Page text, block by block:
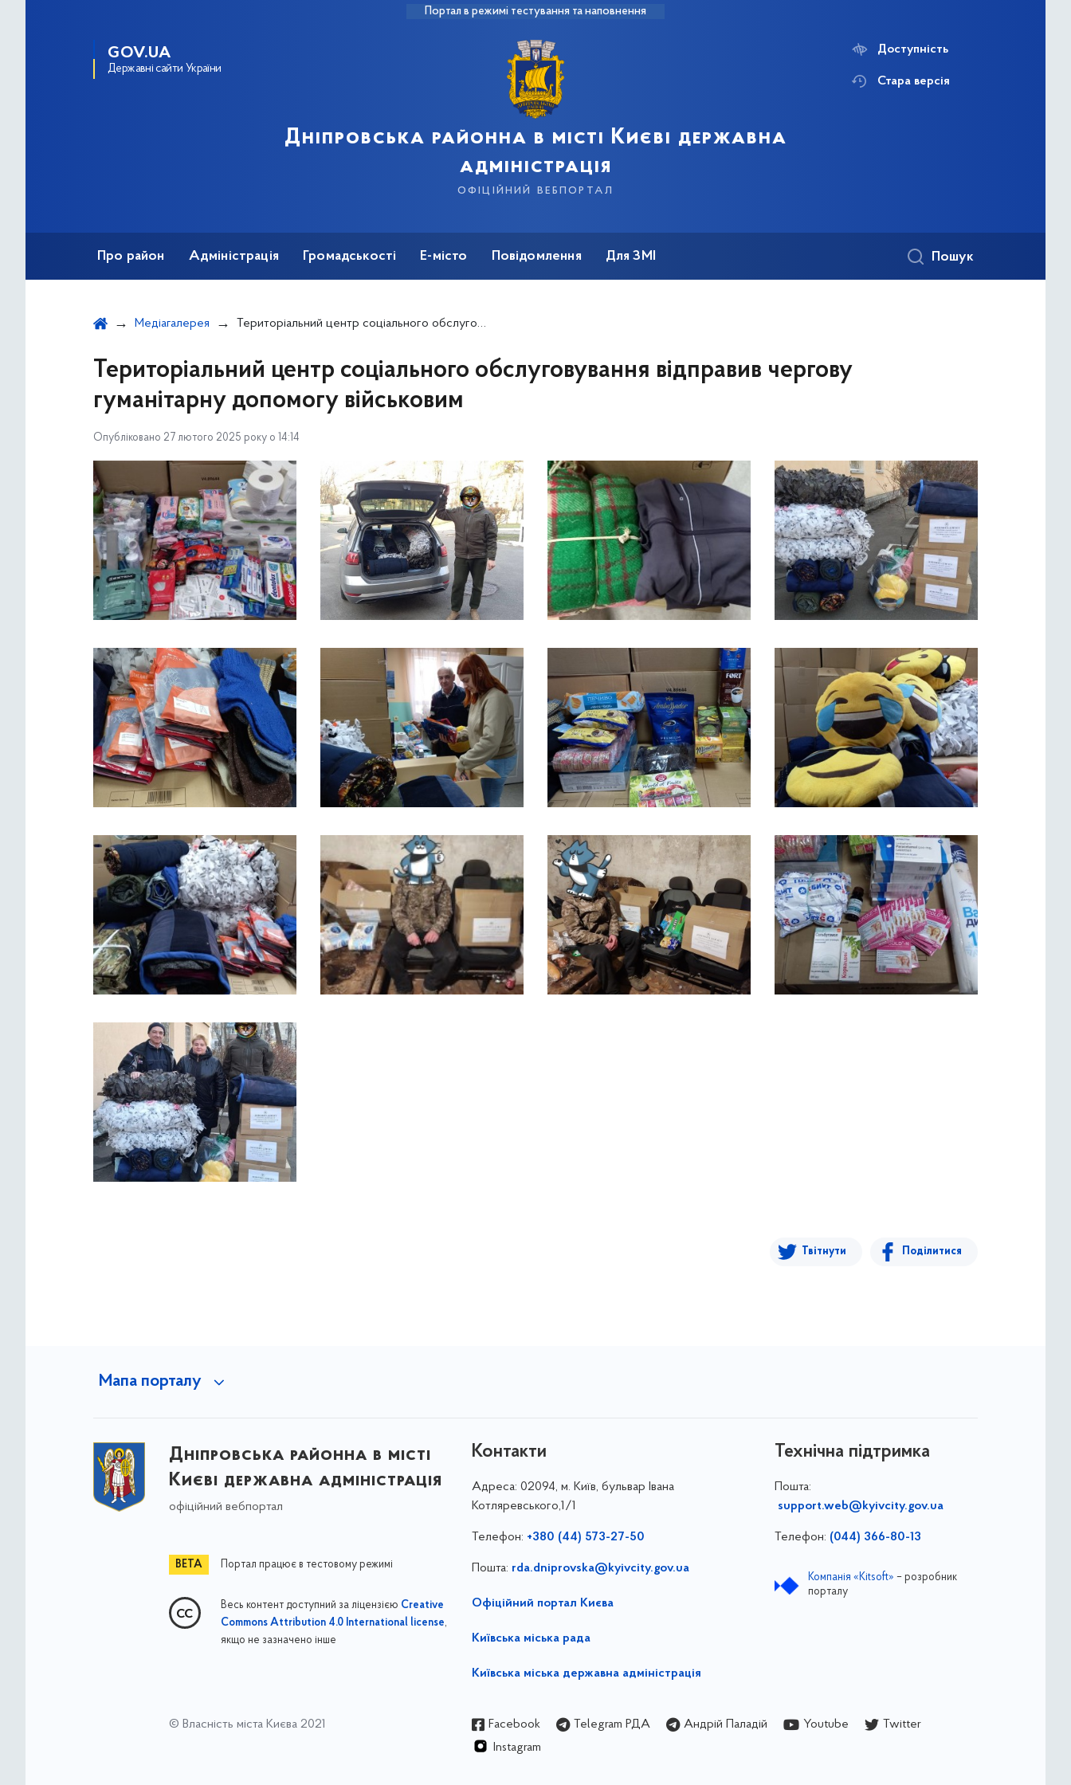
Портал в режимі тестування та наповнення
GOV.UA
Державні сайти України
Дніпровська районна в місті Києві державна
адміністрація
офіційний вебпортал
Доступність
Стара версія
Про район Адміністрація Громадськості Е-місто Повідомлення Для ЗМІ Пошук
Медіагалерея Територіальний центр соціального обслуговування відправив чергову гуманітарну допомогу військовим
Територіальний центр соціального обслуговування відправив чергову
гуманітарну допомогу військовим
Опубліковано 27 лютого 2025 року о 14:14
Твітнути Поділитися
Мапа порталу
Дніпровська районна в місті
Києві державна адміністрація
офіційний вебпортал
Портал працює в тестовому режимі
Весь контент доступний за ліцензією Creative
Commons Attribution 4.0 International license,
якщо не зазначено інше
Контакти
Адреса: 02094, м. Київ, бульвар Івана
Котляревського,1/1
Телефон: +380 (44) 573-27-50
Пошта: rda.dniprovska@kyivcity.gov.ua
Офіційний портал Києва
Київська міська рада
Київська міська державна адміністрація
Технічна підтримка
Пошта:
support.web@kyivcity.gov.ua
Телефон: (044) 366-80-13
Компанія «Kitsoft» – розробник
порталу
© Власність міста Києва 2021 Facebook Telegram РДА Андрій Паладій Youtube
Twitter
Instagram